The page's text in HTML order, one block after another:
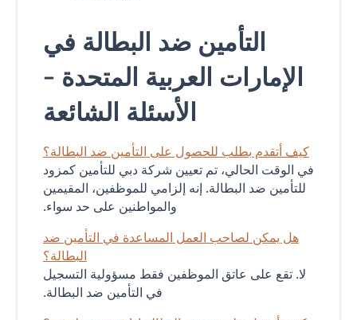
التأمين ضد البطالة في
الإمارات العربية المتحدة -
الأسئلة الشائعة
كيف أتقدم بطلب للحصول على التأمين ضد البطالة؟
في الوقت الحالي، تم تعيين شركة دبي للتأمين كمزود
للتأمين ضد البطالة. إنه إلزامي للموظفين، المقيمين
والمواطنين على حد سواء.
هل يمكن لصاحب العمل المساعدة في التأمين ضد
البطالة؟
لا. تقع على عاتق الموظفين فقط مسؤولية التسجيل
في التأمين ضد البطالة.